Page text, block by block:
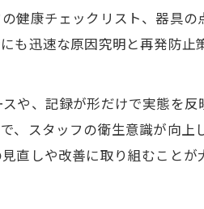
健康チェックリスト、器具の
も迅速な原因究明と再発防止
や、記録が形だけで実態を反
、スタッフの衛生意識が向上
直しや改善に取り組むことが